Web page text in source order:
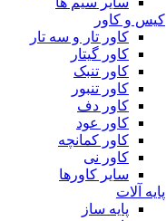
کیس و کاور
کاور تار و سه تار
کاور گیتار
کاور تنبک
کاور تنبور
کاور دف
کاور عود
کاور کمانچه
کاور نی
سایر کاورها
پایه آلات
پایه ساز